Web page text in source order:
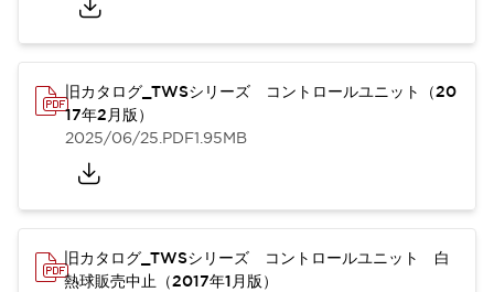
旧カタログ_TWSシリーズ コントロールユニット（20
17年2月版）
2025/06/25.PDF1.95MB
旧カタログ_TWSシリーズ コントロールユニット 白
熱球販売中止（2017年1月版）